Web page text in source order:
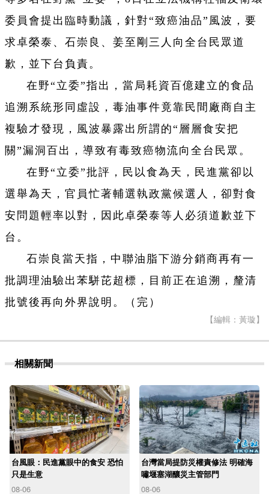
委員會提出臨時動議，針對“致癌油品”風波，要
求卓榮泰、石崇良、姜至剛三人向全台民眾道
歉，並下台負責。
在野“立委”指出，當局耗資百億建立的食品
追溯系統形同虛設，毒油事件竟靠民間廠商自主
複驗才發現，風波暴露出所謂的“層層食安把
關”漏洞百出，導致有毒致癌物流向全台民眾。
在野“立委”批評，民以食為天，民進黨卻以
選舉為天，官員忙著輔選執政黨候選人，卻對食
安問題輕率以對，因此卓榮泰等人必須道歉並下
台。
石崇良當天指，中聯油脂下游分銷商再有一
批調理油驗出苯駢芘超標，目前正在追溯，釐清
批號後再向外界說明。（完）
【編輯：黃璇】
相關新聞
台風眼：民進黨眼中的食安 恐怕
只是生意
08-06
台灣當局提防災權責修法 明確海
嘯堰塞湖釀災主管部門
08-06